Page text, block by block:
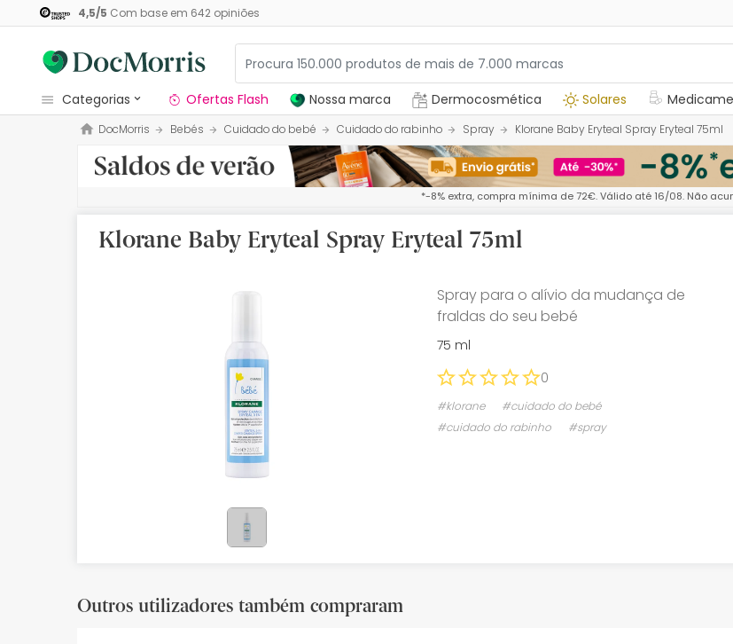
4,5/5 Com base em 642opiniões
categorias
Dermocosmetica
Nossa marca
Medicamentos
Promoções
Ofertas Flash Nossa marca Dermocosmética Solares
DocMorris Bebés Cuidado do bebé Cuidado do rabinho Spray Klorane Baby Eryteal Spray Eryteal 75ml
*-8% extra, compra mínima de 72€. Válido até 16/08. Não
Klorane Baby Eryteal Spray Eryteal 75ml
Spray para o alívio da mudança de
fraldas do seu bebé
75 ml
0
#klorane
#cuidado do bebé
#cuidado do rabinho
#spray
Outros utilizadores também compraram